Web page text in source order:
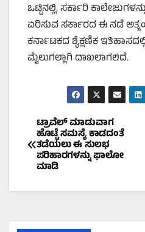
ಒಟ್ಟಿನಲ್ಲಿ, ಸರ್ಕಾರಿ
ಏರಿಸುವ ಸರ್ಕಾರದ ಈ ನಡೆ
ಕರ್ನಾಟಕದ ಶೈಕ್ಷಣಿಕ
ಮೈಲುಗಲ್ಲಾಗಿ ದಾಖಲಾಗಲಿದೆ.
Post
navigation
ಟ್ರಾವೆಲ್ ಮಾಡುವಾಗ
ಹೊಟ್ಟೆ ಸಮಸ್ಯೆ ಕಾಡದಂತೆ
ತಡೆಯಲು ಈ ಸುಲಭ
ಪರಿಹಾರಗಳನ್ನು ಫಾಲೋ
ಮಾಡಿ